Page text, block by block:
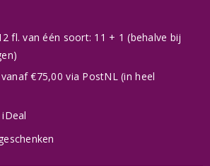
fl. van één soort: 11 + 1 (behalve bij
€75,00 via PostNL (in heel